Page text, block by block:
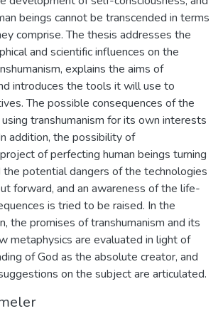
beings cannot be transcended in terms
comprise. The thesis addresses the
and scientific influences on the
explains the aims of
introduces the tools it will use to
The possible consequences of the
transhumanism for its own interests
addition, the possibility of
of perfecting human beings turning
the potential dangers of the technologies
forward, and an awareness of the life-
is tried to be raised. In the
the promises of transhumanism and its
metaphysics are evaluated in light of
of God as the absolute creator, and
on the subject are articulated.